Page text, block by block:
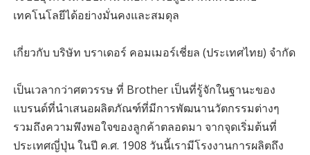
เทคโนโลยีได้อย่างมั่นคงและสมดุล
เกี่ยวกับ บริษัท บราเดอร์ คอมเมอร์เชี่ยล (ประเทศไทย) จำกัด
เป็นเวลากว่าศตวรรษ ที่ Brother เป็นที่รู้จักในฐานะของ
แบรนด์ที่นำเสนอผลิตภัณฑ์ที่มีการพัฒนานวัตกรรมต่างๆ
รวมถึงความพึงพอใจของลูกค้าตลอดมา จากจุดเริ่มต้นที่
ประเทศญี่ปุ่น ในปี ค.ศ. 1908 วันนี้เรามีโรงงานการผลิตถึง